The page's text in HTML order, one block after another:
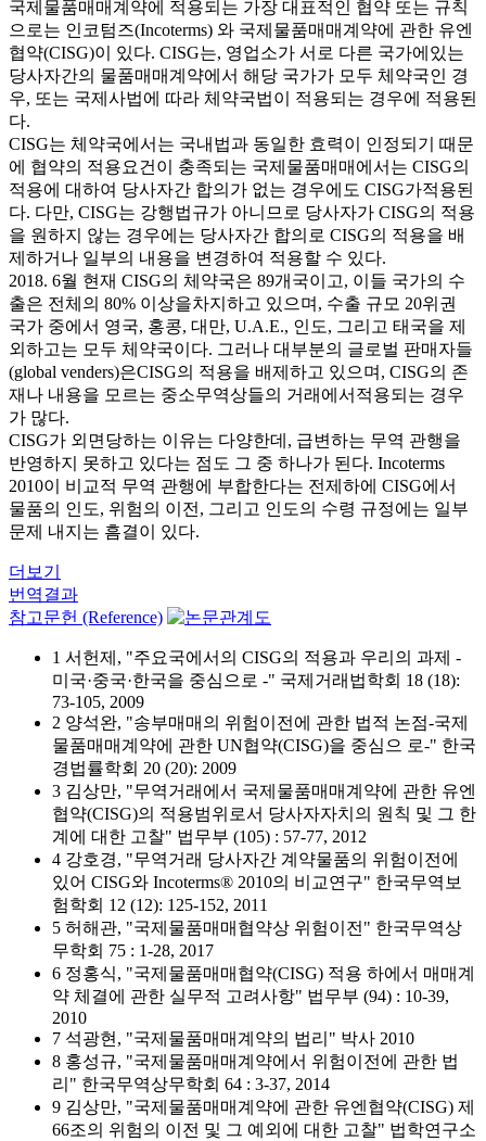
국제물품매매계약에 적용되는 가장 대표적인 협약 또는 규칙
으로는 인코텀즈(Incoterms) 와 국제물품매매계약에 관한 유엔
협약(CISG)이 있다. CISG는, 영업소가 서로 다른 국가에있는
당사자간의 물품매매계약에서 해당 국가가 모두 체약국인 경
우, 또는 국제사법에 따라 체약국법이 적용되는 경우에 적용된
다.
CISG는 체약국에서는 국내법과 동일한 효력이 인정되기 때문
에 협약의 적용요건이 충족되는 국제물품매매에서는 CISG의
적용에 대하여 당사자간 합의가 없는 경우에도 CISG가적용된
다. 다만, CISG는 강행법규가 아니므로 당사자가 CISG의 적용
을 원하지 않는 경우에는 당사자간 합의로 CISG의 적용을 배
제하거나 일부의 내용을 변경하여 적용할 수 있다.
2018. 6월 현재 CISG의 체약국은 89개국이고, 이들 국가의 수
출은 전체의 80% 이상을차지하고 있으며, 수출 규모 20위권
국가 중에서 영국, 홍콩, 대만, U.A.E., 인도, 그리고 태국을 제
외하고는 모두 체약국이다. 그러나 대부분의 글로벌 판매자들
(global venders)은CISG의 적용을 배제하고 있으며, CISG의 존
재나 내용을 모르는 중소무역상들의 거래에서적용되는 경우
가 많다.
CISG가 외면당하는 이유는 다양한데, 급변하는 무역 관행을
반영하지 못하고 있다는 점도 그 중 하나가 된다. Incoterms
2010이 비교적 무역 관행에 부합한다는 전제하에 CISG에서
물품의 인도, 위험의 이전, 그리고 인도의 수령 규정에는 일부
문제 내지는 흠결이 있다.
더보기
번역결과
참고문헌 (Reference)
1 서헌제, "주요국에서의 CISG의 적용과 우리의 과제 -
미국·중국·한국을 중심으로 -" 국제거래법학회 18 (18):
73-105, 2009
2 양석완, "송부매매의 위험이전에 관한 법적 논점-국제
물품매매계약에 관한 UN협약(CISG)을 중심으 로-" 한국
경법률학회 20 (20): 2009
3 김상만, "무역거래에서 국제물품매매계약에 관한 유엔
협약(CISG)의 적용범위로서 당사자자치의 원칙 및 그 한
계에 대한 고찰" 법무부 (105) : 57-77, 2012
4 강호경, "무역거래 당사자간 계약물품의 위험이전에
있어 CISG와 Incoterms® 2010의 비교연구" 한국무역보
험학회 12 (12): 125-152, 2011
5 허해관, "국제물품매매협약상 위험이전" 한국무역상
무학회 75 : 1-28, 2017
6 정홍식, "국제물품매매협약(CISG) 적용 하에서 매매계
약 체결에 관한 실무적 고려사항" 법무부 (94) : 10-39,
2010
7 석광현, "국제물품매매계약의 법리" 박사 2010
8 홍성규, "국제물품매매계약에서 위험이전에 관한 법
리" 한국무역상무학회 64 : 3-37, 2014
9 김상만, "국제물품매매계약에 관한 유엔협약(CISG) 제
66조의 위험의 이전 및 그 예외에 대한 고찰" 법학연구소